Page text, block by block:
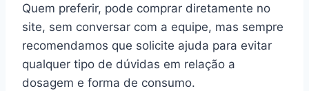
Quem preferir, pode comprar diretamente no
site, sem conversar com a equipe, mas sempre
recomendamos que solicite ajuda para evitar
qualquer tipo de dúvidas em relação a
dosagem e forma de consumo.